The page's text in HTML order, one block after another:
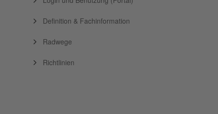
Definition & Fachinformation
Radwege
Richtlinien